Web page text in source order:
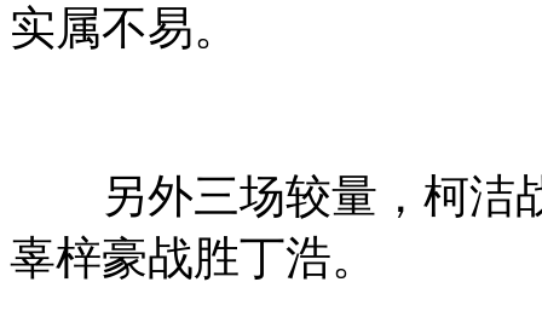
实属不易。
另外三场较量，柯洁
辜梓豪战胜丁浩。